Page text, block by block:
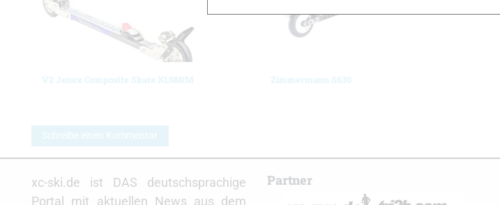
V2 Jenex Composite Skate XL98RM Zimmermann S630
Schreibe einen Kommentar
xc-ski.de ist DAS deutschsprachige
Portal mit aktuellen News aus dem
Partner